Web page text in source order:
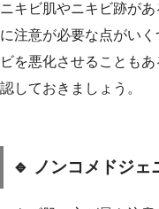
ニキビ肌やニキビ跡が
に注意が必要な点がい
ビを悪化させることも
認しておきましょう。
🔹 ノンコメドジェ